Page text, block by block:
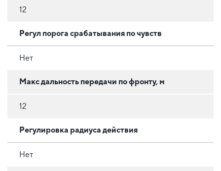
12
Регул порога срабатывания по чувств
Нет
Макс дальность передачи по фронту, м
12
Регулировка радиуса действия
Нет